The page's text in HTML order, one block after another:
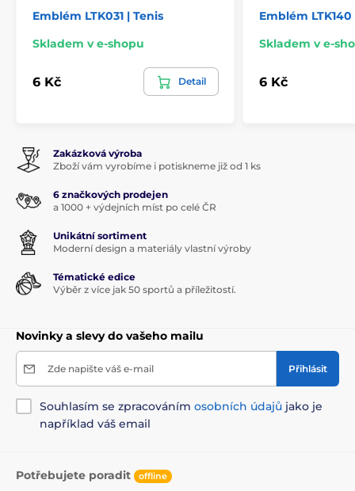
Emblém LTK031 | Tenis
Skladem v e-shopu
6 Kč Detail
Emblém
Skladem v e-
6 Kč
Zakázková výroba
Zboží vám vyrobíme i potiskneme již od 1 ks
6 značkových prodejen
a 1000 + výdejních míst po celé ČR
Unikátní sortiment
Moderní design a materiály vlastní výroby
Tématické edice
Výběr z více jak 50 sportů a příležitostí.
Novinky a slevy do vašeho mailu
Zde napište váš e-mail Přihlásit
Souhlasím se zpracováním osobních údajů jako je
například váš email
Potřebujete poradit offline